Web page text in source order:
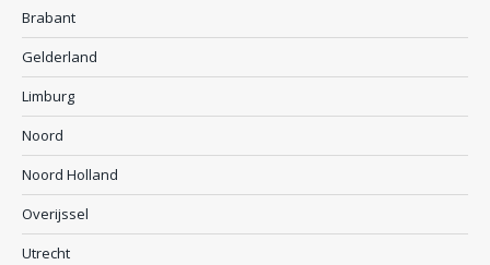
Brabant
Gelderland
Limburg
Noord
Noord Holland
Overijssel
Utrecht